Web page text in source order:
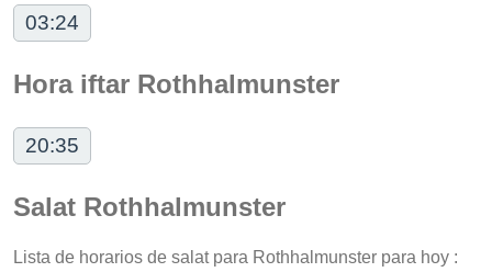
03:24
Hora iftar Rothhalmunster
20:35
Salat Rothhalmunster
Lista de horarios de salat para Rothhalmunster para hoy :